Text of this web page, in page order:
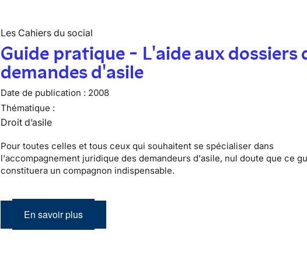
Les Cahiers du social
Guide pratique - L'aide aux dossiers
demandes d'asile
Date de publication : 2008
Thématique :
Droit d’asile
Pour toutes celles et tous ceux qui souhaitent se spécialiser dans
l'accompagnement juridique des demandeurs d'asile, nul doute que ce
constituera un compagnon indispensable.
En savoir plus